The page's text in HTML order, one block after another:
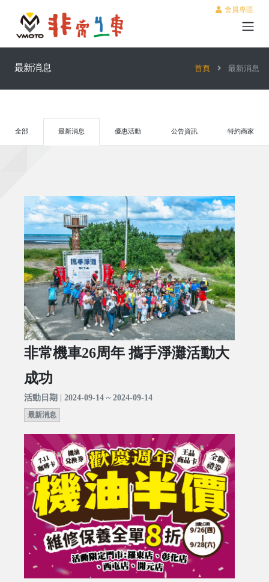
會員專區
最新消息 首頁 最新消息
全部 最新消息 優惠活動 公告資訊 特約商家
非常機車26周年 攜手淨灘活動大
成功
活動日期 | 2024-09-14 ~ 2024-09-14
最新消息